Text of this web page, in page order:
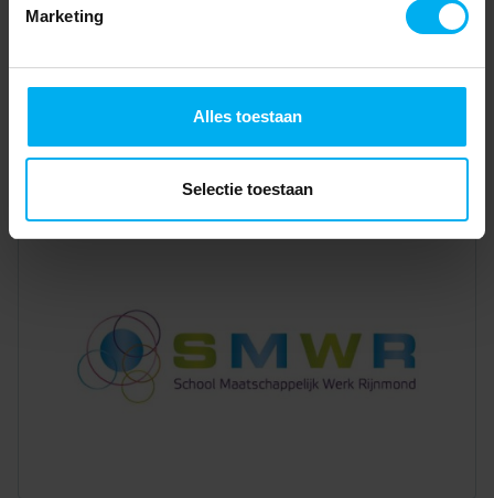
Marketing
Alles toestaan
Selectie toestaan